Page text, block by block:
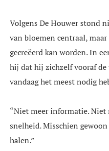
Volgens De Houwer stond
van bloemen centraal,
gecreëerd kan worden. In
hij dat hij zichzelf vooraf de
vandaag het meest nodig
“Niet meer informatie. Niet
snelheid. Misschien
halen.”